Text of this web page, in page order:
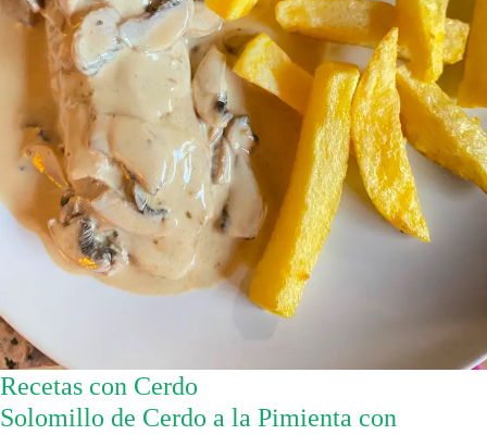
Recetas con Cerdo
Solomillo de Cerdo a la Pimienta con